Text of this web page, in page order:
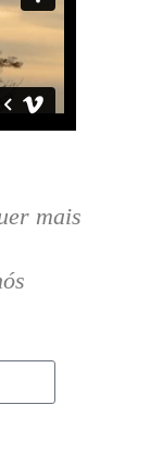
mais